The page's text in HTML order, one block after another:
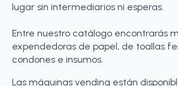
lugar sin intermediarios ni esperas.
Entre nuestro catálogo encontrarás
expendedoras de papel, de toallas
condones e insumos.
Las máquinas vending están